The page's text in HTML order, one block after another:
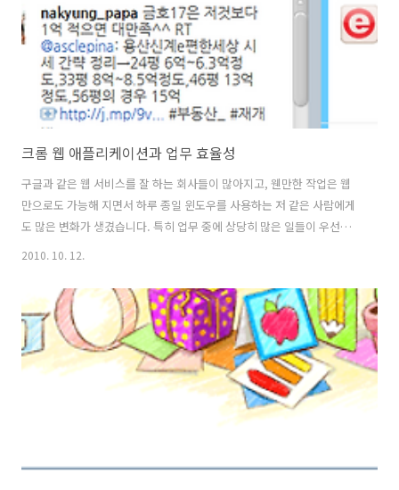
크롬 웹 애플리케이션과 업무 효율성
구글과 같은 웹 서비스를 잘 하는 회사들이 많아지고, 웬만한 작업은 웹
만으로도 가능해 지면서 하루 종일 윈도우를 사용하는 저 같은 사람에게
도 많은 변화가 생겼습니다. 특히 업무 중에 상당히 많은 일들이 우선적
다 내일 오전 회의 일정이 생겨, 구글 캘린더에 들어가 일정을 추가한다.
사내 Yammer 를 사용하기 위해 브라우저를 실행하고 Yammer 사이트
에 들어 간다 새로운 할 일을 추가하기 위해 Toodledo 사이트를 열고 할
일을 추가한다. 오늘이나 이번 주 반드시 마쳐야 할 일을 찾기 위해
Toodledo 사이트를 열어 일정을 확인한다 트위터에 새로 올라온 ..
2010. 10. 12.